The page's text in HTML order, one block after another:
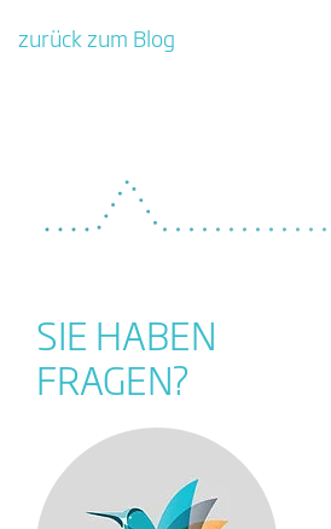
zurück zum Blog
SIE HABEN
FRAGEN?